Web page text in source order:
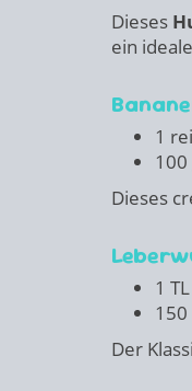
Dieses
ein
1
Dieses
1
Der